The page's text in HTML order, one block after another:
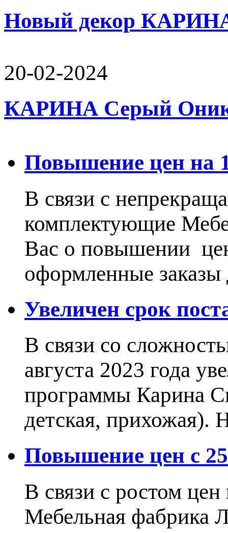
Новый декор
20-02-2024
КАРИНА Серый Оникс
Повышение цен на
В связи с
комплектующие
Вас о повышении
оформленные
Увеличен срок
В связи со
августа 2023 года
программы Карина
детская, прихожая).
Повышение цен с
В связи с ростом
Мебельная